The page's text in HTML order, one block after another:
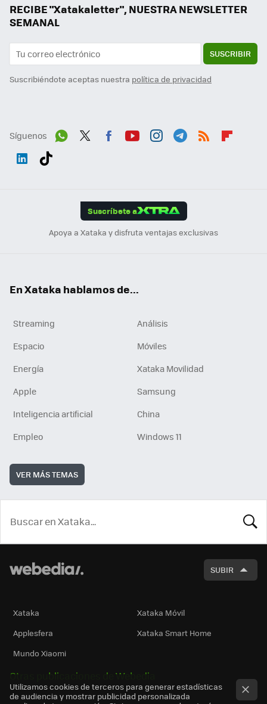
RECIBE "Xatakaletter", NUESTRA NEWSLETTER
SEMANAL
SUSCRIBIR
Suscribiéndote aceptas nuestra política de privacidad
Síguenos
Suscríbete a
Apoya a Xataka y disfruta ventajas exclusivas
En Xataka hablamos de...
Streaming
Análisis
Espacio
Móviles
Energía
Xataka Movilidad
Apple
Samsung
Inteligencia artificial
China
Empleo
Windows 11
VER MÁS TEMAS
SUBIR
Xataka
Xataka Móvil
Applesfera
Xataka Smart Home
Mundo Xiaomi
Otras publicaciones de Webedia
Utilizamos cookies de terceros para generar estadísticas
de audiencia y mostrar publicidad personalizada